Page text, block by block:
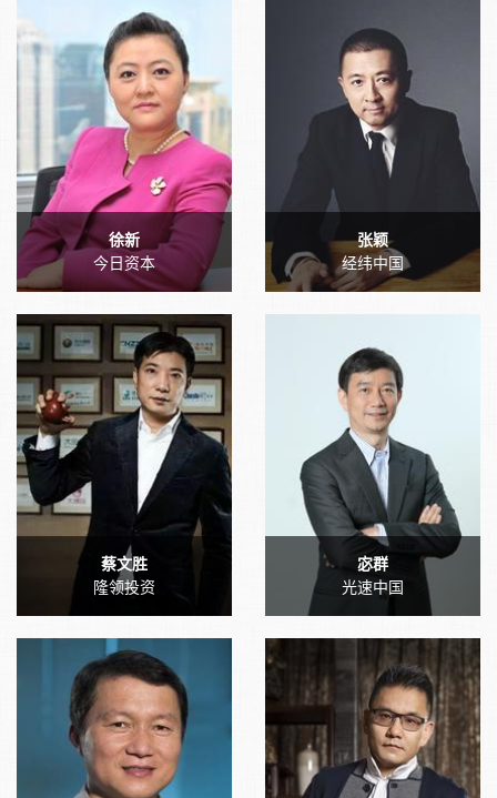
徐新
今日资本
张颖
经纬中国
蔡文胜
隆领投资
宓群
光速中国